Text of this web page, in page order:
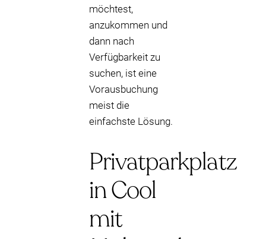
möchtest,
anzukommen und
dann nach
Verfügbarkeit zu
suchen, ist eine
Vorausbuchung
meist die
einfachste Lösung.
Privatparkplatz
in Cool
mit